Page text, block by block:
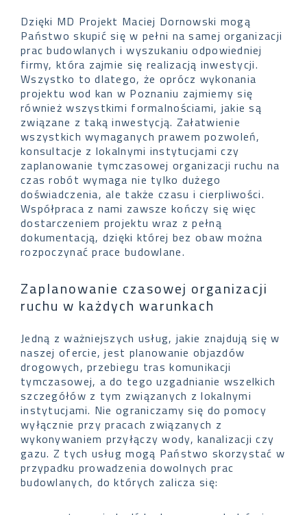
Dzięki MD Projekt Maciej Dornowski mogą
Państwo skupić się w pełni na samej organizacji
prac budowlanych i wyszukaniu odpowiedniej
firmy, która zajmie się realizacją inwestycji.
Wszystko to dlatego, że oprócz wykonania
projektu wod kan w Poznaniu zajmiemy się
również wszystkimi formalnościami, jakie są
związane z taką inwestycją. Załatwienie
wszystkich wymaganych prawem pozwoleń,
konsultacje z lokalnymi instytucjami czy
zaplanowanie tymczasowej organizacji ruchu na
czas robót wymaga nie tylko dużego
doświadczenia, ale także czasu i cierpliwości.
Współpraca z nami zawsze kończy się więc
dostarczeniem projektu wraz z pełną
dokumentacją, dzięki której bez obaw można
rozpoczynać prace budowlane.
Zaplanowanie czasowej organizacji
ruchu w każdych warunkach
Jedną z ważniejszych usług, jakie znajdują się w
naszej ofercie, jest planowanie objazdów
drogowych, przebiegu tras komunikacji
tymczasowej, a do tego uzgadnianie wszelkich
szczegółów z tym związanych z lokalnymi
instytucjami. Nie ograniczamy się do pomocy
wyłącznie przy pracach związanych z
wykonywaniem przyłączy wody, kanalizacji czy
gazu. Z tych usług mogą Państwo skorzystać w
przypadku prowadzenia dowolnych prac
budowlanych, do których zalicza się: